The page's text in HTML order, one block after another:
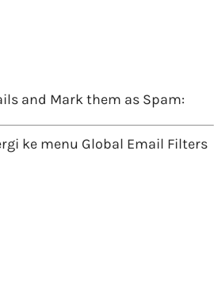
and Mark them as Spam:
ke menu Global Email Filters